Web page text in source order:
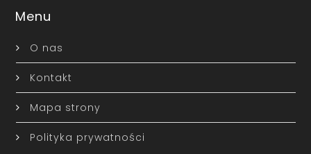
Menu
O nas
Kontakt
Mapa strony
Polityka prywatności